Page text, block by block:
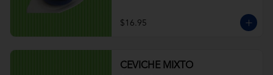
$16.95
CEVICHE MIXTO